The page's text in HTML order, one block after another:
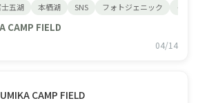
の「マックダニエルクッション」
ローズ」、そして白や紫など7品種
雪の富士山との鮮やかな
士五湖 本栖湖 SNS フォトジェニック イン
CAMP FIELD
04/14
CAMP FIELD